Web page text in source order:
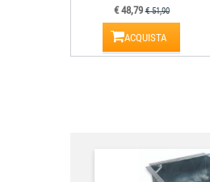
€ 48,79€ 51,90
ACQUISTA